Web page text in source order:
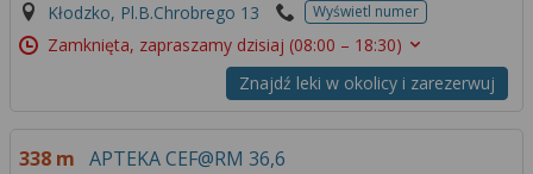
Kłodzko, Pl.B.Chrobrego 13 Wyświetl numer
Zamknięta, zapraszamy dzisiaj (08:00 – 18:30)
Znajdź leki w okolicy i zarezerwuj
338 m APTEKA CEF@RM 36,6